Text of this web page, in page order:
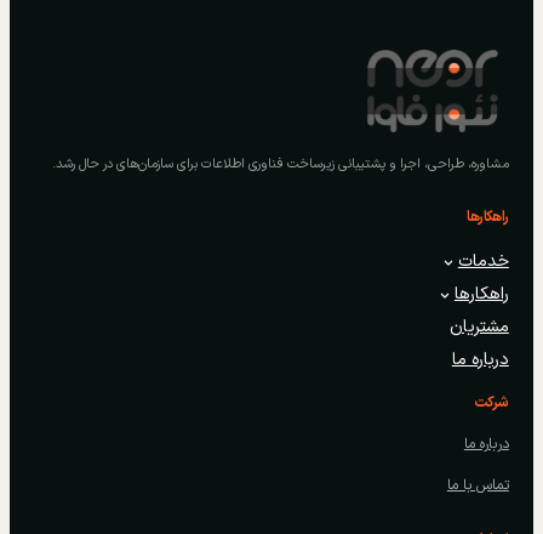
مشاوره، طراحی، اجرا و پشتیبانی زیرساخت فناوری اطلاعات برای سازمان‌های در حال رشد.
راهکارها
خدمات
راهکارها
مشتریان
درباره ما
شرکت
درباره ما
تماس با ما